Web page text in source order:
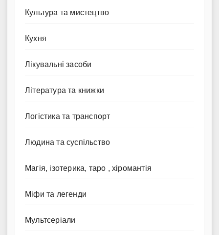
Культура та мистецтво
Кухня
Лікувальні засоби
Література та книжки
Логістика та транспорт
Людина та суспільство
Магія, ізотерика, таро , хіромантія
Міфи та легенди
Мультсеріали